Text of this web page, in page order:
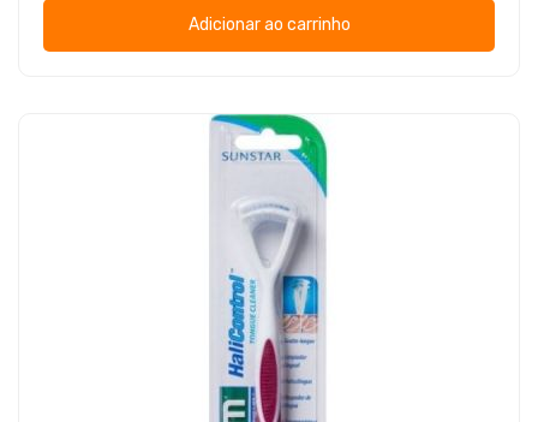
Adicionar ao carrinho